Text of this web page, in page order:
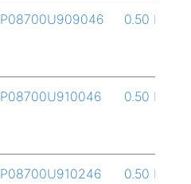
P08700U909046 0.50 L
P08700U910046 0.50 L
P08700U910246 0.50 L